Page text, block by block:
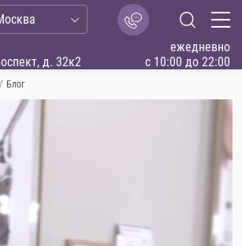
д. 32к2
ежедневно
с 10:00 до 22:00
/ Блог